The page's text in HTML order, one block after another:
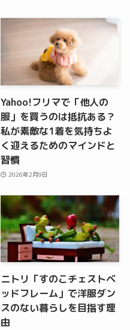
Yahoo!フリマで「他人の
服」を買うのは抵抗ある？
私が素敵な1着を気持ちよ
く迎えるためのマインドと
習慣
2026年2月9日
ニトリ「すのこチェストベ
ッドフレーム」で洋服ダン
スのない暮らしを目指す理
由